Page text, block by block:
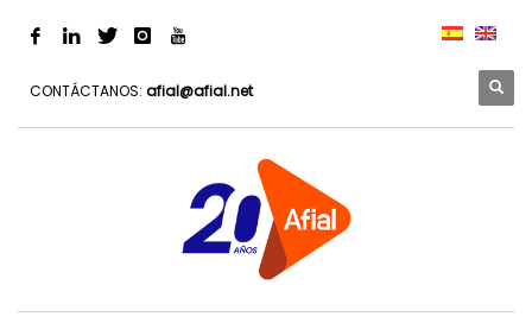
CONTÁCTANOS: afial@afial.net